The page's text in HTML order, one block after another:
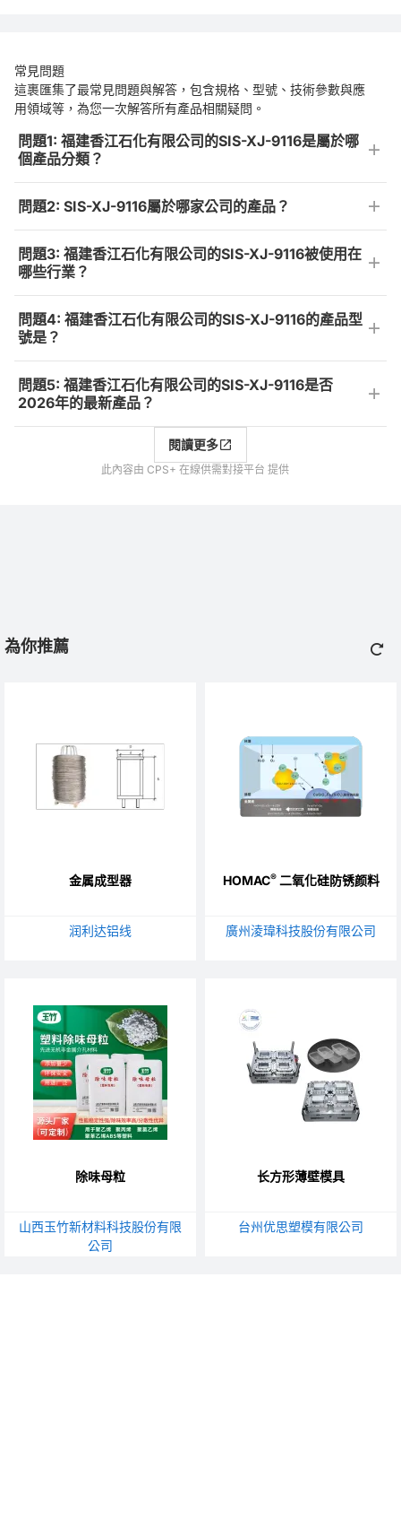
常見問題
這裹匯集了最常見問題與解答，包含規格、型號、技術參數與應
用領域等，為您一次解答所有產品相關疑問。
問題1: 福建香江石化有限公司的SIS-XJ-9116是屬於哪
個產品分類？
問題2: SIS-XJ-9116屬於哪家公司的產品？
問題3: 福建香江石化有限公司的SIS-XJ-9116被使用在
哪些行業？
問題4: 福建香江石化有限公司的SIS-XJ-9116的產品型
號是？
問題5: 福建香江石化有限公司的SIS-XJ-9116是否
2026年的最新產品？
閱讀更多
此內容由 CPS+ 在線供需對接平台 提供
為你推薦
金属成型器
润利达铝线
HOMAC®二氧化硅防锈颜料
廣州淩瑋科技股份有限公司
除味母粒
山西玉竹新材料科技股份有限
公司
长方形薄壁模具
台州优思塑模有限公司